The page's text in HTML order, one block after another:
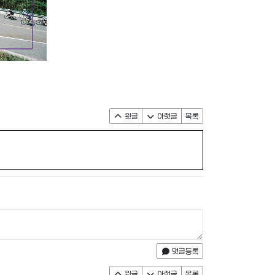
윗글 아랫글 목록
댓글등록